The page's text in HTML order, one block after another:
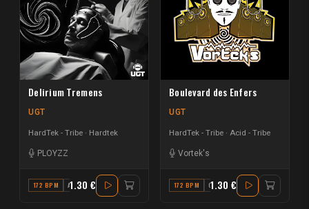
Delirium Tremens
UGT
HardTek - Tribe Hardtek
PLOYZZ
172 BPM A#1.30 €
Boulevard des Enfers
UGT
HardTek - Tribe Acid - Tribe
Vortek's
172 BPM G# MINOR
1.30 €